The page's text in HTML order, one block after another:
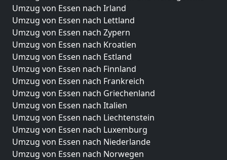
Umzug von Essen nach Irland
Umzug von Essen nach Lettland
Umzug von Essen nach Zypern
Umzug von Essen nach Kroatien
Umzug von Essen nach Estland
Umzug von Essen nach Finnland
Umzug von Essen nach Frankreich
Umzug von Essen nach Griechenland
Umzug von Essen nach Italien
Umzug von Essen nach Liechtenstein
Umzug von Essen nach Luxemburg
Umzug von Essen nach Niederlande
Umzug von Essen nach Norwegen